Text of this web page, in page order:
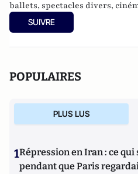
ballets, spectacles divers,
SUIVRE
POPULAIRES
PLUS LUS
1Répression en Iran : ce
pendant que Paris